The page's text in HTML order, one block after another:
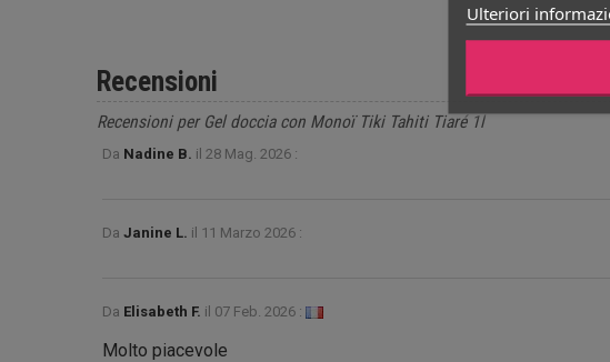
Ulteriori
Recensioni
Recensioni per Gel doccia con Monoï Tiki Tahiti Tiaré 1l
Da Nadine B. il 28 Mag. 2026 :
Da Janine L. il 11 Marzo 2026 :
Da Elisabeth F. il 07 Feb. 2026 :
Molto piacevole